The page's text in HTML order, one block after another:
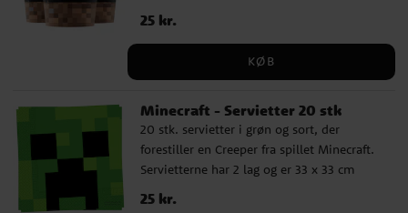
Pris:25 kr.
25 kr.
KØB
Minecraft - Servietter 20 stk
20 stk. servietter i grøn og sort, der
forestiller en Creeper fra spillet Minecraft.
Servietterne har 2 lag og er 33 x 33 cm
udfoldede. Lavet af FSC-certificeret papir.
Pris:25 kr.
25 kr.